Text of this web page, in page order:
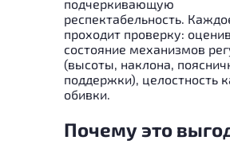
подчеркивающую
респектабельность.
проходит проверку:
состояние механизмов
(высоты, наклона,
поддержки), целостность
обивки.
Почему это